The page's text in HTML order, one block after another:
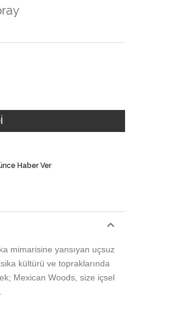
Haber Ver
mimarisine yansıyan uçsuz
kültürü ve topraklarında
Mexican Woods, size içsel